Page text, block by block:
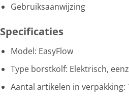
Gebruiksaanwijzing
Specificaties
Model: EasyFlow
Type borstkolf: Elektrisch,
Aantal artikelen in verpakking: